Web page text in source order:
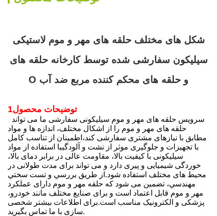
شکل های مختلف حلقه های مهر و موم لاستیکی
سیلیکون سفارشی شده توسط کارخانه حلقه های
O و حلقه های محکم کننده مربع ضد آب
1توضیحات محصول
سرویس حلقه های مهر و موم سیلیکونی سفارشی ما می تواند
حلقه های مهر و موم را از اشکال مختلف، اندازه ها و مواد
مطابق با نیازهای مشتری سفارشی کند،اطمینان از تناسب کامل
با تجهیزات و جلوگیری موثر از نشت و آلودگیبا استفاده از مواد
سیلیکونی با کیفیت بالا، مقاومت عالی در برابر دمای بالا،
خوردگی شیمیایی و پیری دارد و می تواند برای مدت طولانی در
محیط های مختلف استفاده شود.از طريق بررسي و تست سختي
مهندسي، تضمین می شود که حلقه مهر و موم دارای عملکرد
مهر و موم قابل اعتماد است و برای صنایع مختلف مانند خودرو،
پزشکی و الکترونیک مناسب است.برای اطلاعات بیشتر شخصی
سازی با ما تماس بگیرید.